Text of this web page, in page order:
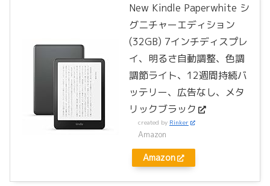
New Kindle Paperwhite シ
グニチャーエディション
(32GB) 7インチディスプレ
イ、明るさ自動調整、色調
調節ライト、12週間持続バ
ッテリー、広告なし、メタ
リックブラック
created by Rinker
Amazon
Amazon